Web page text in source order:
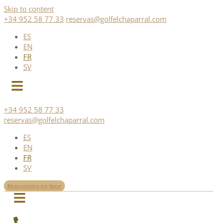
Skip to content
+34 952 58 77 33 reservas@golfelchaparral.com
ES
EN
FR
SV
+34 952 58 77 33
reservas@golfelchaparral.com
ES
EN
FR
SV
Réservation en ligne